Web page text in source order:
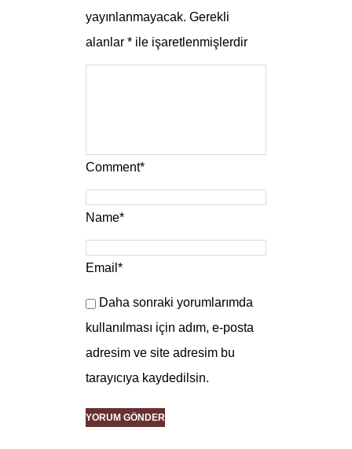
yayınlanmayacak. Gerekli
alanlar * ile işaretlenmişlerdir
Comment*
Name*
Email *
Daha sonraki yorumlarımda
kullanılması için adım, e-posta
adresim ve site adresim bu
tarayıcıya kaydedilsin.